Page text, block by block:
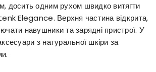
досить одним рухом швидко витягти
Elegance. Верхня частина відкрита,
навушники та зарядні пристрої. У
з натуральної шкіри за